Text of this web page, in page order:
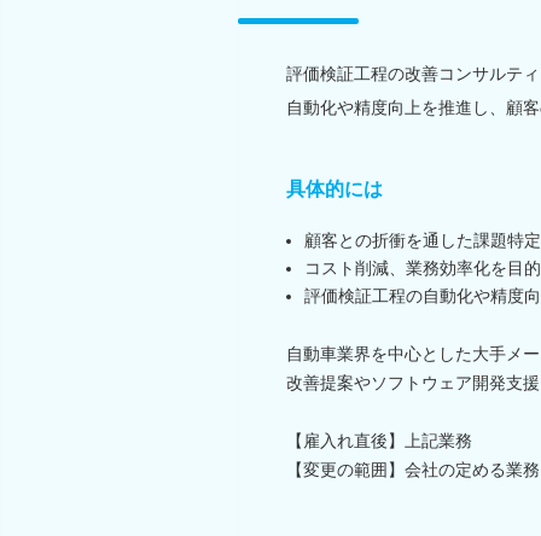
評価検証工程の改善コンサルテ
自動化や精度向上を推進し、顧
具体的には
顧客との折衝を通した課題特定
コスト削減、業務効率化を目
評価検証工程の自動化や精度
自動車業界を中心とした大手メ
改善提案やソフトウェア開発支
【雇入れ直後】上記業務
【変更の範囲】会社の定める業務